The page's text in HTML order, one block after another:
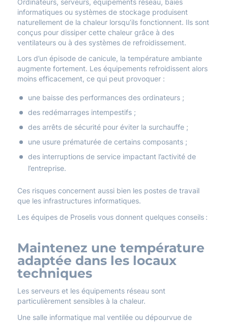
informatiques ou systèmes de stockage produisent
naturellement de la chaleur lorsqu’ils fonctionnent. Ils sont
conçus pour dissiper cette chaleur grâce à des
ventilateurs ou à des systèmes de refroidissement.
Lors d’un épisode de canicule, la température ambiante
augmente fortement. Les équipements refroidissent alors
moins efficacement, ce qui peut provoquer :
une baisse des performances des ordinateurs ;
des redémarrages intempestifs ;
des arrêts de sécurité pour éviter la surchauffe ;
une usure prématurée de certains composants ;
des interruptions de service impactant l’activité de
l’entreprise.
Ces risques concernent aussi bien les postes de travail
que les infrastructures informatiques.
Les équipes de Proselis vous donnent quelques conseils :
Maintenez une température
adaptée dans les locaux
techniques
Les serveurs et les équipements réseau sont
particulièrement sensibles à la chaleur.
Une salle informatique mal ventilée ou dépourvue de